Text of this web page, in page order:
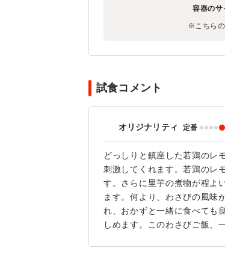
容器のサ
※こちらの
試食コメント
オリジナリティ 定番
どっしりと鎮座した若鶏のレ
刺激してくれます。若鶏のレ
す。さらに里芋の煮物が程よ
ます。何より、わさびの風味
れ、おかずと一緒に食べても
しめます。このわさびご飯、